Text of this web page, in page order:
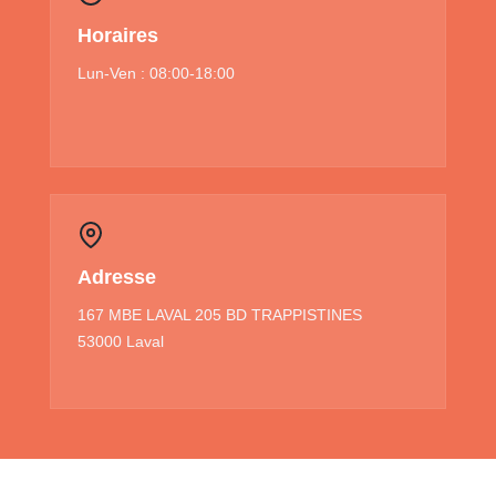
Horaires
Lun-Ven : 08:00-18:00
Adresse
167 MBE LAVAL 205 BD TRAPPISTINES
53000 Laval